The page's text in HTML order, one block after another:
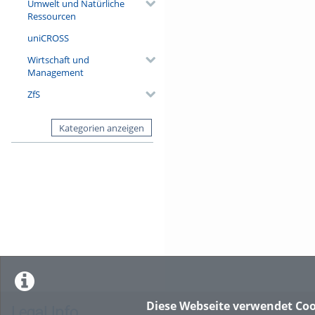
Diese Webseite verwendet
Umwelt und Natürliche
Ressourcen
uniCROSS
Wirtschaft und
Management
ZfS
Kategorien anzeigen